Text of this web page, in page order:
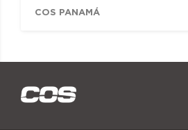
COS PANAMÁ